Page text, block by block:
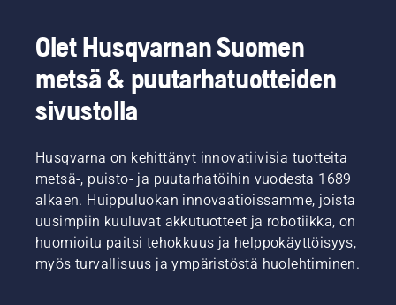
on H-
tiimimme,
joka
edustaa
tuotteidemme
vaativimpia
Olet Husqvarnan Suomen
metsä & puutarhatuotteiden
sivustolla
Husqvarna on kehittänyt innovatiivisia tuotteita
metsä-, puisto- ja puutarhatöihin vuodesta 1689
alkaen. Huippuluokan innovaatioissamme, joista
uusimpiin kuuluvat akkutuotteet ja robotiikka, on
huomioitu paitsi tehokkuus ja helppokäyttöisyys,
myös turvallisuus ja ympäristöstä huolehtiminen.